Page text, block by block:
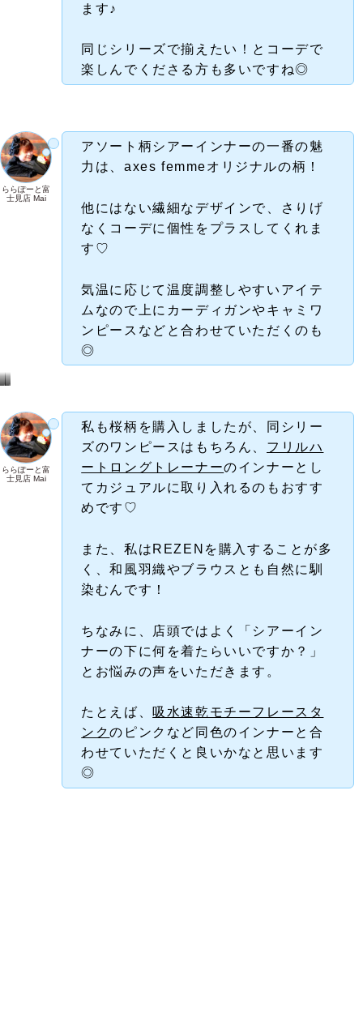
ます♪
同じシリーズで揃えたい！とコーデで
楽しんでくださる方も多いですね◎
ららぽーと富
士見店 Mai
アソート柄シアーインナーの一番の魅
力は、axes femmeオリジナルの柄！
他にはない繊細なデザインで、さりげ
なくコーデに個性をプラスしてくれま
す♡
気温に応じて温度調整しやすいアイテ
ムなので上にカーディガンやキャミワ
ンピースなどと合わせていただくのも
◎
ス
イ
リ
ン
グ
は
こ
ち
ス
タ
イ
リ
ン
グ
は
こ
ち
ら
ららぽーと富
士見店 Mai
私も桜柄を購入しましたが、同シリー
ズのワンピースはもちろん、 フリルハ
ートロングトレーナーのインナーとし
てカジュアルに取り入れるのもおすす
めです♡
また、私はREZENを購入することが多
く、和風羽織やブラウスとも自然に馴
染むんです！
ちなみに、店頭ではよく「シアーイン
ナーの下に何を着たらいいですか？」
とお悩みの声をいただきます。
たとえば、 吸水速乾モチーフレースタ
ンクのピンクなど同色のインナーと合
わせていただくと良いかなと思います
◎